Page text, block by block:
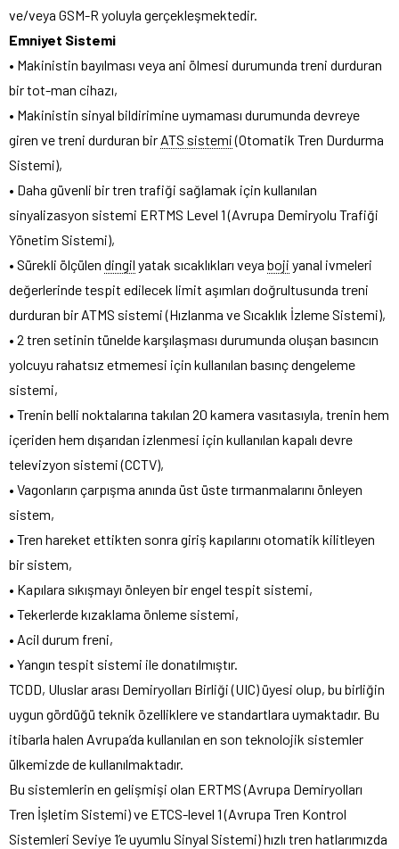
ve/veya GSM-R yoluyla gerçekleşmektedir.
Emniyet Sistemi
• Makinistin bayılması veya ani ölmesi durumunda treni durduran
bir tot-man cihazı,
• Makinistin sinyal bildirimine uymaması durumunda devreye
giren ve treni durduran bir ATS sistemi(Otomatik Tren Durdurma
Sistemi),
• Daha güvenli bir tren trafiği sağlamak için kullanılan
sinyalizasyon sistemi ERTMS Level 1 (Avrupa Demiryolu Trafiği
Yönetim Sistemi),
• Sürekli ölçülen dingil yatak sıcaklıkları veya boji yanal ivmeleri
değerlerinde tespit edilecek limit aşımları doğrultusunda treni
durduran bir ATMS sistemi (Hızlanma ve Sıcaklık İzleme Sistemi),
• 2 tren setinin tünelde karşılaşması durumunda oluşan basıncın
yolcuyu rahatsız etmemesi için kullanılan basınç dengeleme
sistemi,
• Trenin belli noktalarına takılan 20 kamera vasıtasıyla, trenin hem
içeriden hem dışarıdan izlenmesi için kullanılan kapalı devre
televizyon sistemi (CCTV),
• Vagonların çarpışma anında üst üste tırmanmalarını önleyen
sistem,
• Tren hareket ettikten sonra giriş kapılarını otomatik kilitleyen
bir sistem,
• Kapılara sıkışmayı önleyen bir engel tespit sistemi,
• Tekerlerde kızaklama önleme sistemi,
• Acil durum freni,
• Yangın tespit sistemi ile donatılmıştır.
TCDD, Uluslar arası Demiryolları Birliği (UIC) üyesi olup, bu birliğin
uygun gördüğü teknik özelliklere ve standartlara uymaktadır. Bu
itibarla halen Avrupa’da kullanılan en son teknolojik sistemler
ülkemizde de kullanılmaktadır.
Bu sistemlerin en gelişmişi olan ERTMS (Avrupa Demiryolları
Tren İşletim Sistemi) ve ETCS-level 1 (Avrupa Tren Kontrol
Sistemleri Seviye 1’e uyumlu Sinyal Sistemi) hızlı tren hatlarımızda